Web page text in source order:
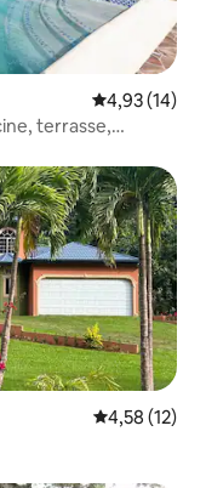
Évaluation
4,93 (14)
terrasse,
Évaluation
4,58 (12)